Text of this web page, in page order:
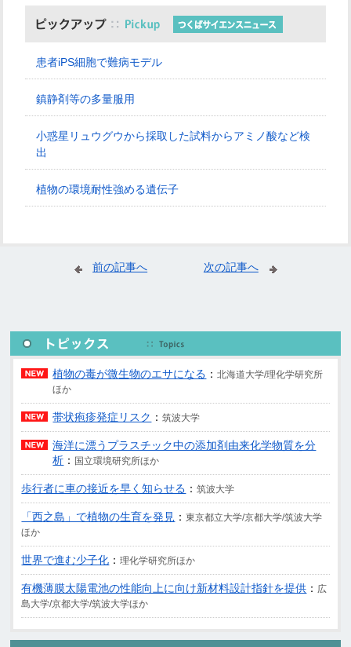
患者iPS細胞で難病モデル
鎮静剤等の多量服用
小惑星リュウグウから採取した試料からアミノ酸など検
出
植物の環境耐性強める遺伝子
前の記事へ 次の記事へ
植物の毒が微生物のエサになる ：北海道大学/理化学研究所
ほか
帯状疱疹発症リスク ：筑波大学
海洋に漂うプラスチック中の添加剤由来化学物質を分
析 ： 国立環境研究所ほか
歩行者に車の接近を早く知らせる ：筑波大学
「西之島」で植物の生育を発見 ：東京都立大学/京都大学/筑波大学
ほか
世界で進む少子化 ：理化学研究所ほか
有機薄膜太陽電池の性能向上に向け新材料設計指針を提供 ： 広
島大学/京都大学/筑波大学ほか